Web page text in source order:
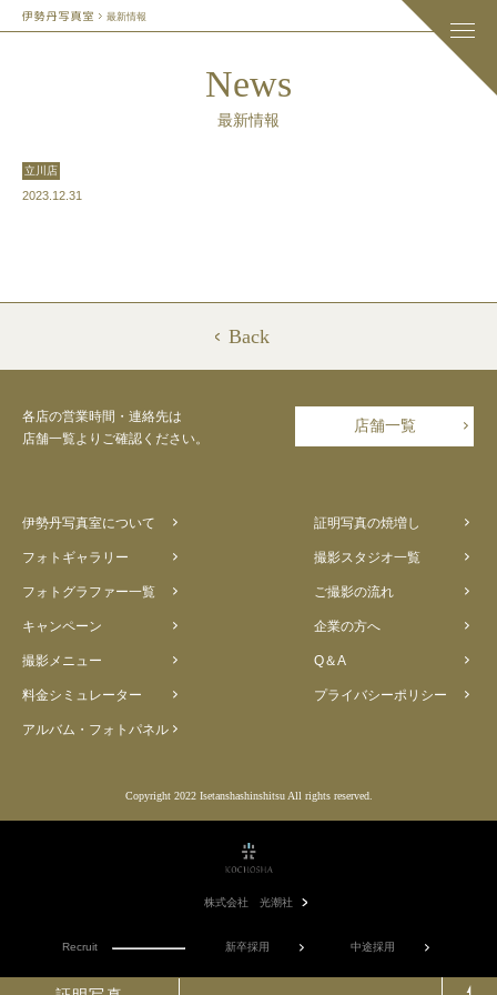
最新情報
News
最新情報
立川店
2023.12.31
Back
各店の営業時間・連絡先は
店舗一覧よりご確認ください。
店舗一覧
伊勢丹写真室について 証明写真の焼増し
フォトギャラリー 撮影スタジオ一覧
フォトグラファー一覧 ご撮影の流れ
キャンペーン 企業の方へ
撮影メニュー Q＆A
料金シミュレーター プライバシーポリシー
アルバム・フォトパネル
Copyright 2022 Isetanshashinshitsu All rights reserved.
株式会社 光潮社
Recruit 新卒採用 中途採用